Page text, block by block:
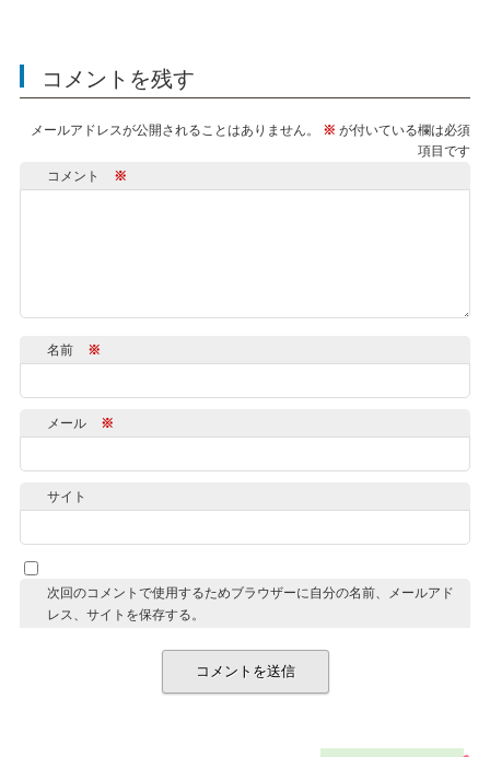
コメントを残す
メールアドレスが公開されることはありません。 ※ が付いている欄は必須
項目です
コメント ※
名前 ※
メール ※
サイト
次回のコメントで使用するためブラウザーに自分の名前、メールアド
レス、サイトを保存する。